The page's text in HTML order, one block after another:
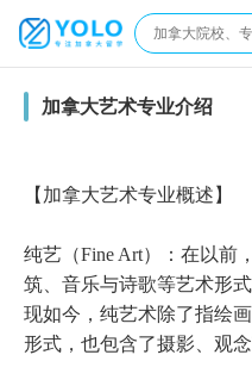
加拿大艺术专业介绍
【加拿大艺术专业概述】
纯艺（Fine Art）：在以前
筑、音乐与诗歌等艺术形式
现如今，纯艺术除了指绘
形式，也包含了摄影、观